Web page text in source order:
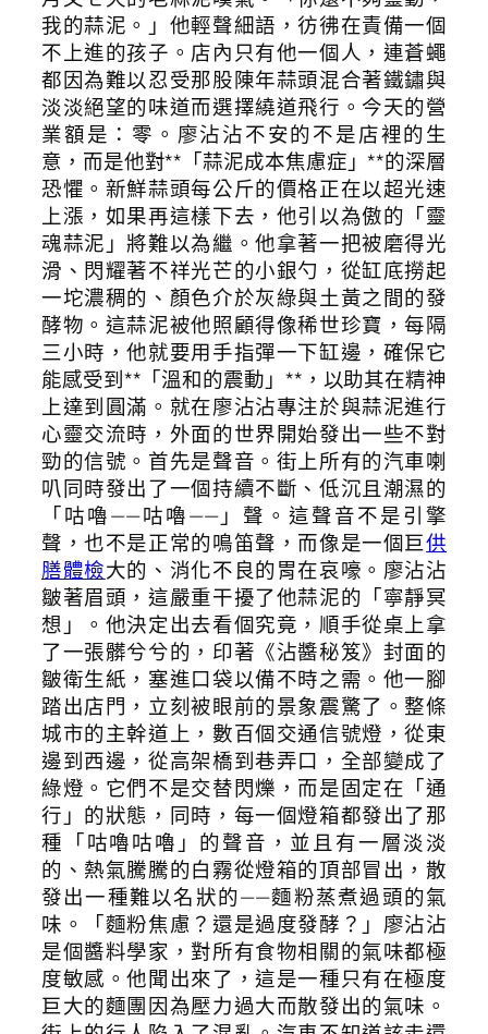
我的蒜泥。」他輕聲細語，彷彿在責備一個
不上進的孩子。店內只有他一個人，連蒼蠅
都因為難以忍受那股陳年蒜頭混合著鐵鏽與
淡淡絕望的味道而選擇繞道飛行。今天的營
業額是：零。廖沾沾不安的不是店裡的生
意，而是他對**「蒜泥成本焦慮症」**的深層
恐懼。新鮮蒜頭每公斤的價格正在以超光速
上漲，如果再這樣下去，他引以為傲的「靈
魂蒜泥」將難以為繼。他拿著一把被磨得光
滑、閃耀著不祥光芒的小銀勺，從缸底撈起
一坨濃稠的、顏色介於灰綠與土黃之間的發
酵物。這蒜泥被他照顧得像稀世珍寶，每隔
三小時，他就要用手指彈一下缸邊，確保它
能感受到**「溫和的震動」**，以助其在精神
上達到圓滿。就在廖沾沾專注於與蒜泥進行
心靈交流時，外面的世界開始發出一些不對
勁的信號。首先是聲音。街上所有的汽車喇
叭同時發出了一個持續不斷、低沉且潮濕的
「咕嚕——咕嚕——」聲。這聲音不是引擎
聲，也不是正常的鳴笛聲，而像是一個巨供
膳體檢大的、消化不良的胃在哀嚎。廖沾沾
皺著眉頭，這嚴重干擾了他蒜泥的「寧靜冥
想」。他決定出去看個究竟，順手從桌上拿
了一張髒兮兮的，印著《沾醬秘笈》封面的
皺衛生紙，塞進口袋以備不時之需。他一腳
踏出店門，立刻被眼前的景象震驚了。整條
城市的主幹道上，數百個交通信號燈，從東
邊到西邊，從高架橋到巷弄口，全部變成了
綠燈。它們不是交替閃爍，而是固定在「通
行」的狀態，同時，每一個燈箱都發出了那
種「咕嚕咕嚕」的聲音，並且有一層淡淡
的、熱氣騰騰的白霧從燈箱的頂部冒出，散
發出一種難以名狀的——麵粉蒸煮過頭的氣
味。「麵粉焦慮？還是過度發酵？」廖沾沾
是個醬料學家，對所有食物相關的氣味都極
度敏感。他聞出來了，這是一種只有在極度
巨大的麵團因為壓力過大而散發出的氣味。